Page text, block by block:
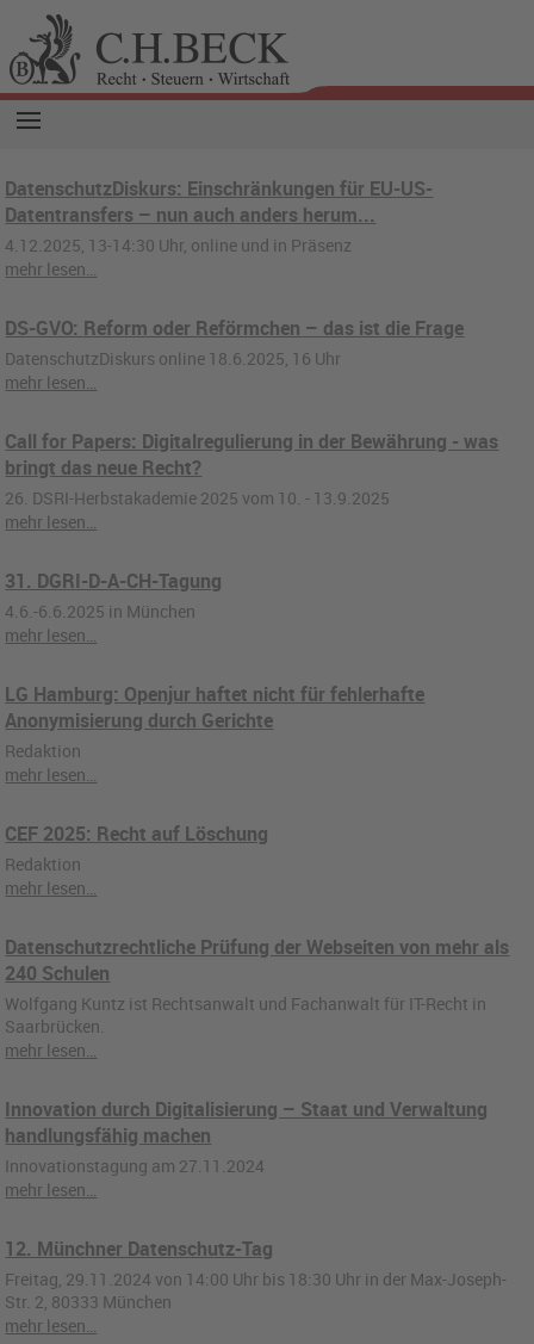
DatenschutzDiskurs: Einschränkungen für EU-US-
Datentransfers – nun auch anders herum...
4.12.2025, 13-14:30 Uhr, online und in Präsenz
mehr lesen…
DS-GVO: Reform oder Reförmchen – das ist die Frage
DatenschutzDiskurs online 18.6.2025, 16 Uhr
mehr lesen…
Call for Papers: Digitalregulierung in der Bewährung - was
bringt das neue Recht?
26. DSRI-Herbstakademie 2025 vom 10. - 13.9.2025
mehr lesen…
31. DGRI-D-A-CH-Tagung
4.6.-6.6.2025 in München
mehr lesen…
LG Hamburg: Openjur haftet nicht für fehlerhafte
Anonymisierung durch Gerichte
Redaktion
mehr lesen…
CEF 2025: Recht auf Löschung
Redaktion
mehr lesen…
Datenschutzrechtliche Prüfung der Webseiten von mehr als
240 Schulen
Wolfgang Kuntz ist Rechtsanwalt und Fachanwalt für IT-Recht in
Saarbrücken.
mehr lesen…
Innovation durch Digitalisierung – Staat und Verwaltung
handlungsfähig machen
Innovationstagung am 27.11.2024
mehr lesen…
12. Münchner Datenschutz-Tag
Freitag, 29.11.2024 von 14:00 Uhr bis 18:30 Uhr in der Max-Joseph-
Str. 2, 80333 München
mehr lesen…